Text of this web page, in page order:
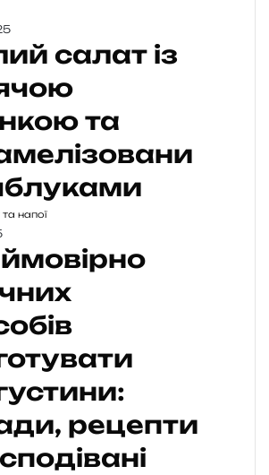
салат із
та
напої
рецепти